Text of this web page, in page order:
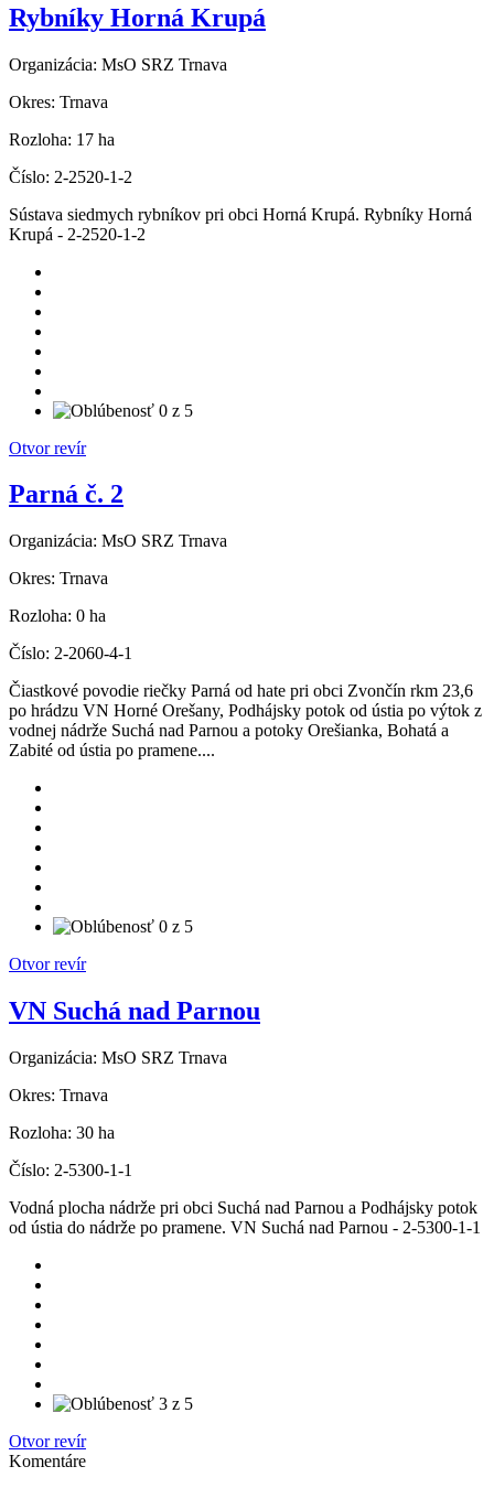
Rybníky Horná Krupá
Organizácia: MsO SRZ Trnava
Okres: Trnava
Rozloha: 17 ha
Číslo: 2-2520-1-2
Sústava siedmych rybníkov pri obci Horná Krupá. Rybníky Horná
Krupá - 2-2520-1-2
Otvor revír
Parná č. 2
Organizácia: MsO SRZ Trnava
Okres: Trnava
Rozloha: 0 ha
Číslo: 2-2060-4-1
Čiastkové povodie riečky Parná od hate pri obci Zvončín rkm 23,6
po hrádzu VN Horné Orešany, Podhájsky potok od ústia po výtok z
vodnej nádrže Suchá nad Parnou a potoky Orešianka, Bohatá a
Zabité od ústia po pramene....
Otvor revír
VN Suchá nad Parnou
Organizácia: MsO SRZ Trnava
Okres: Trnava
Rozloha: 30 ha
Číslo: 2-5300-1-1
Vodná plocha nádrže pri obci Suchá nad Parnou a Podhájsky potok
od ústia do nádrže po pramene. VN Suchá nad Parnou - 2-5300-1-1
Otvor revír
Komentáre